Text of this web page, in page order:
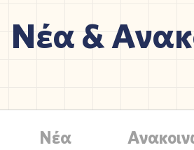
Νέα &
Νέα